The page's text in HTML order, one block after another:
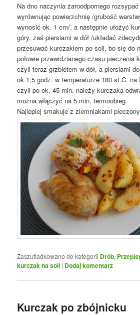
Na dno naczynia żaroodpornego
wyrównując powierzchnię /grubość
wynosić ok. 1 cm/, a następnie ułożyć
góry, zaś piersiami w dół /układać
przesuwać kurczakiem po soli, bo się do
połowie przewidzianego czasu pieczenia
czyli teraz grzbietem w dół, a piersiami
ok.1,5 godz. w temperaturze 180 st.C.
czyli po ok. 45 min. należy kurczaka
można włączyć na 5 min. termoobieg.
Najlepiej smakuje z ziemniakami
Zaszufladkowano do kategorii Drób,
kurczak na soli | Dodaj komentarz
Kurczak po zbójnicku